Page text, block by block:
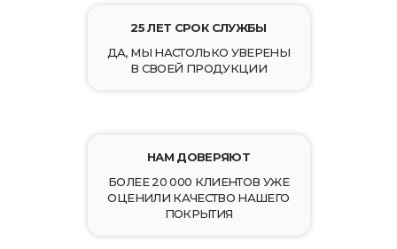
25 ЛЕТ СРОК СЛУЖБЫ
ДА, МЫ НАСТОЛЬКО УВЕРЕНЫ
В СВОЕЙ ПРОДУКЦИИ
НАМ ДОВЕРЯЮТ
БОЛЕЕ 20 000 КЛИЕНТОВ УЖЕ
ОЦЕНИЛИ КАЧЕСТВО НАШЕГО
ПОКРЫТИЯ